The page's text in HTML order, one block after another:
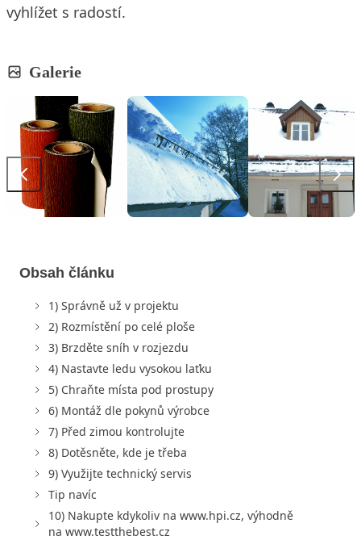
vyhlížet s radostí.
Galerie
Obsah článku
1) Správně už v projektu
2) Rozmístění po celé ploše
3) Brzděte sníh v rozjezdu
4) Nastavte ledu vysokou laťku
5) Chraňte místa pod prostupy
6) Montáž dle pokynů výrobce
7) Před zimou kontrolujte
8) Dotěsněte, kde je třeba
9) Využijte technický servis
Tip navíc
10) Nakupte kdykoliv na www.hpi.cz, výhodně
na www.testthebest.cz